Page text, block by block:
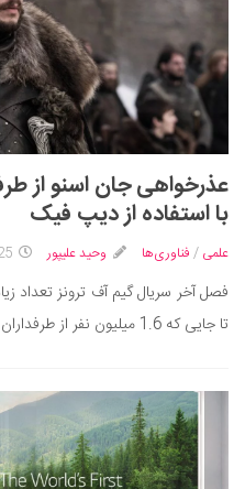
عذرخواهی جان اسنو از
با استفاده از دیپ فیک
علمی / فناوری‌ها وحید علیپور 25
فصل آخر سریال گیم آف ترونز تعداد
تا جایی که 1.6 میلیون نفر از طرفداران این...